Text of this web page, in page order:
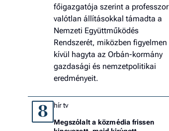
főigazgatója szerint a professzor
valótlan állításokkal támadta a
Nemzeti Együttműködés
Rendszerét, miközben figyelmen
kívül hagyta az Orbán-kormány
gazdasági és nemzetpolitikai
eredményeit.
8 hír tv
Megszólalt a közmédia frissen